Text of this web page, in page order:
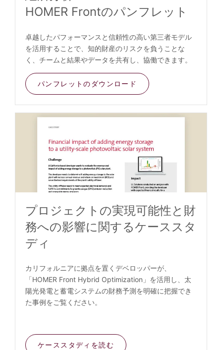
HOMER Frontのパンフレット
卓越したパフォーマンスと信頼性の高い第三者モデル
を活用することで、知的財産のリスクを負うことな
く、チームと結果やデータを共有し、協働できます。
パンフレットのダウンロード
プロジェクトの実現可能性と財
務への影響に関するケーススタ
ディ
カリフォルニアに拠点を置くデベロッパーが、
「HOMER Front Hybrid Optimization」を活用し、太
陽光発電と蓄電システムの財務予測を明確に把握でき
た事例をご覧ください。
ケーススタディを読む